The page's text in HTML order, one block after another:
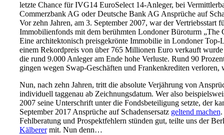
letzte Chance für IVG14 EuroSelect 14-Anleger, bei
Commerzbank AG oder Deutsche Bank AG Ansprüche auf
Vor zehn Jahren, am 3. September 2007, war der Vertriebsstart
Immobilienfonds mit dem berühmten Londoner Büroturm „The
Eine architektonisch preisgekrönte Immobilie in Londoner Top-
einem Rekordpreis von über 765 Millionen Euro verkauft
die rund 9.000 Anleger am Ende hohe Verluste. Rund 90
gingen wegen Swap-Geschäften und Frankenkrediten
Nun, nach zehn Jahren, tritt die absolute Verjährung von
individuell taggenau ab Zeichnungsdatum. Wer also
2007 seine Unterschrift unter die Fondsbeteiligung setzte, der
September 2017 Ansprüche auf Schadensersatz geltend machen
Fehlberatung und Prospektfehlern stünden gut, teilte uns der
Kälberermit. Nun denn…